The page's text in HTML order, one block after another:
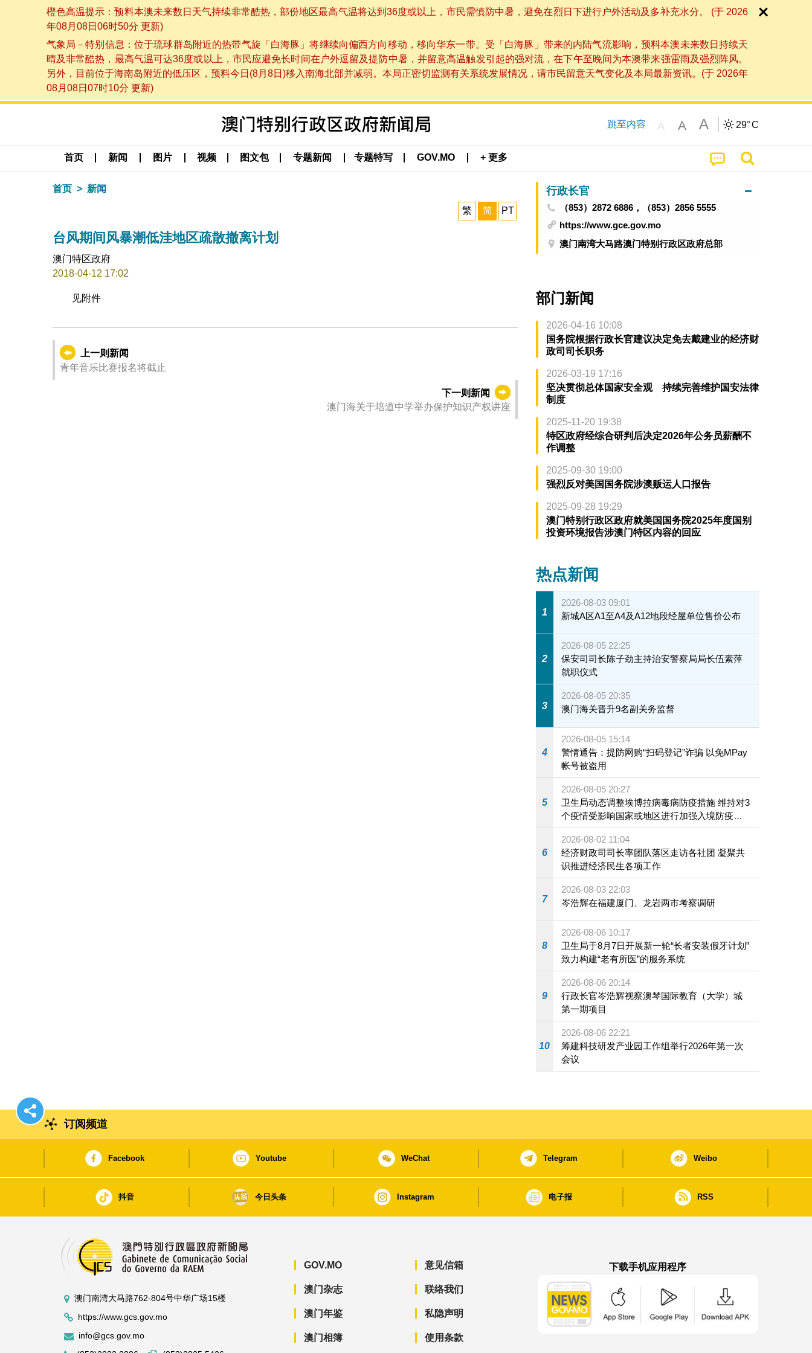
橙色高温提示：预料本澳未来数日天气持续非常酷热，部份地区最高气温将达到36度或以上，市民需慎防中暑，避免在烈日下进行户外活动及多补充水分。 (于 2026
年08月08日06时50分 更新)
气象局－特别信息：位于琉球群岛附近的热带气旋「白海豚」将继续向偏西方向移动，移向华东一带。受「白海豚」带来的内陆气流影响，预料本澳未来数日持续天
晴及非常酷热，最高气温可达36度或以上，市民应避免长时间在户外逗留及提防中暑，并留意高温触发引起的强对流，在下午至晚间为本澳带来强雷雨及强烈阵风。
另外，目前位于海南岛附近的低压区，预料今日(8月8日)移入南海北部并减弱。本局正密切监测有关系统发展情况，请市民留意天气变化及本局最新资讯。(于 2026年
08月08日07时10分 更新)
跳至内容 A A A 29°C
首页 新闻 图片 视频 图文包 专题新闻 专题特写 GOV.MO + 更多
首页 新闻
繁 简 PT
台风期间风暴潮低洼地区疏散撤离计划
澳门特区政府
2018-04-12 17:02
见附件
上一则新闻
青年音乐比赛报名将截止
下一则新闻
澳门海关于培道中学举办保护知识产权讲座
行政长官
（853）2872 6886，（853）2856 5555
https://www.gce.gov.mo
澳门南湾大马路澳门特别行政区政府总部
部门新闻
2026-04-16 10:08
国务院根据行政长官建议决定免去戴建业的经济财
政司司长职务
2026-03-19 17:16
坚决贯彻总体国家安全观 持续完善维护国安法律
制度
2025-11-20 19:38
特区政府经综合研判后决定2026年公务员薪酬不
作调整
2025-09-30 19:00
强烈反对美国国务院涉澳贩运人口报告
2025-09-28 19:29
澳门特别行政区政府就美国国务院2025年度国别
投资环境报告涉澳门特区内容的回应
热点新闻
1
2026-08-03 09:01
新城A区A1至A4及A12地段经屋单位售价公布
2
2026-08-05 22:25
保安司司长陈子劲主持治安警察局局长伍素萍
就职仪式
3
2026-08-05 20:35
澳门海关晋升9名副关务监督
4
2026-08-05 15:14
警情通告：提防网购“扫码登记”诈骗 以免MPay
帐号被盗用
5
2026-08-05 20:27
卫生局动态调整埃博拉病毒病防疫措施 维持对3
个疫情受影响国家或地区进行加强入境防疫措
施
6
2026-08-02 11:04
经济财政司司长率团队落区走访各社团 凝聚共
识推进经济民生各项工作
7
2026-08-03 22:03
岑浩辉在福建厦门、龙岩两市考察调研
8
2026-08-06 10:17
卫生局于8月7日开展新一轮“长者安装假牙计划”
致力构建“老有所医”的服务系统
9
2026-08-06 20:14
行政长官岑浩辉视察澳琴国际教育（大学）城
第一期项目
10
2026-08-06 22:21
筹建科技研发产业园工作组举行2026年第一次
会议
订阅频道
Facebook Youtube WeChat Telegram Weibo
抖音 今日头条 Instagram 电子报 RSS
澳门南湾大马路762-804号中华广场15楼
https://www.gcs.gov.mo
info@gcs.gov.mo
GOV.MO
澳门杂志
澳门年鉴
澳门相簿
意见信箱
联络我们
私隐声明
使用条款
下载手机应用程序